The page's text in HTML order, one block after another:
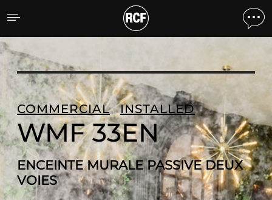
WMF 33EN ENCEINTE
COMMERCIAL INSTALLED
WMF 33EN
ENCEINTE MURALE PASSIVE DEUX
VOIES